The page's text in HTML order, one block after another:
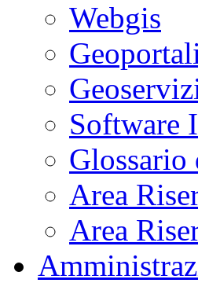
Webgis
Software
Area
Area